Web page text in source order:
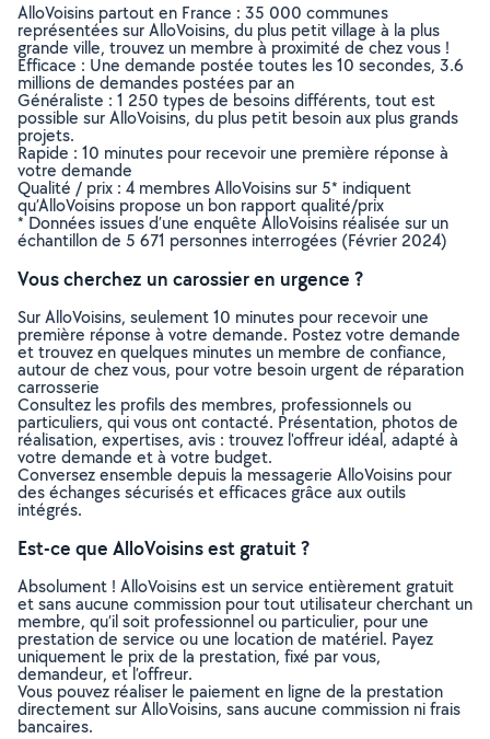
AlloVoisins partout en France : 35 000 communes
représentées sur AlloVoisins, du plus petit village à la plus
grande ville, trouvez un membre à proximité de chez vous !
Efficace : Une demande postée toutes les 10 secondes, 3.6
millions de demandes postées par an
Généraliste : 1 250 types de besoins différents, tout est
possible sur AlloVoisins, du plus petit besoin aux plus grands
projets.
Rapide : 10 minutes pour recevoir une première réponse à
votre demande
Qualité / prix : 4 membres AlloVoisins sur 5* indiquent
qu’AlloVoisins propose un bon rapport qualité/prix
* Données issues d’une enquête AlloVoisins réalisée sur un
échantillon de 5 671 personnes interrogées (Février 2024)
Vous cherchez un carossier en urgence ?
Sur AlloVoisins, seulement 10 minutes pour recevoir une
première réponse à votre demande. Postez votre demande
et trouvez en quelques minutes un membre de confiance,
autour de chez vous, pour votre besoin urgent de réparation
carrosserie
Consultez les profils des membres, professionnels ou
particuliers, qui vous ont contacté. Présentation, photos de
réalisation, expertises, avis : trouvez l'offreur idéal, adapté à
votre demande et à votre budget.
Conversez ensemble depuis la messagerie AlloVoisins pour
des échanges sécurisés et efficaces grâce aux outils
intégrés.
Est-ce que AlloVoisins est gratuit ?
Absolument ! AlloVoisins est un service entièrement gratuit
et sans aucune commission pour tout utilisateur cherchant un
membre, qu’il soit professionnel ou particulier, pour une
prestation de service ou une location de matériel. Payez
uniquement le prix de la prestation, fixé par vous,
demandeur, et l’offreur.
Vous pouvez réaliser le paiement en ligne de la prestation
directement sur AlloVoisins, sans aucune commission ni frais
bancaires.